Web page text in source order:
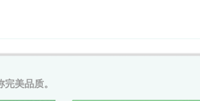
美品质。